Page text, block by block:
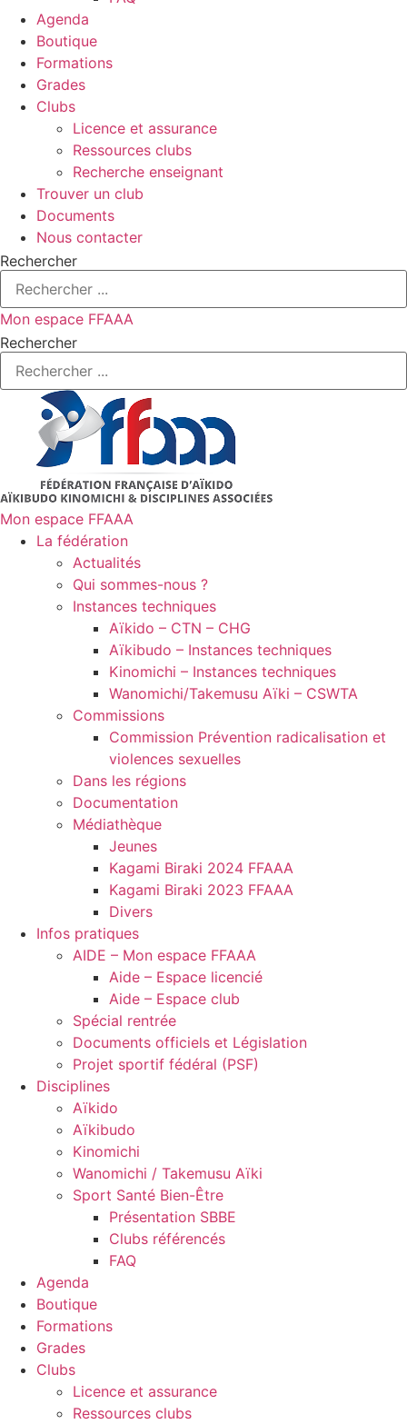
Agenda
Boutique
Formations
Grades
Clubs
Licence et assurance
Ressources clubs
Recherche enseignant
Trouver un club
Documents
Nous contacter
Rechercher
Mon espace FFAAA
Rechercher
Mon espace FFAAA
La fédération
Actualités
Qui sommes-nous ?
Instances techniques
Aïkido – CTN – CHG
Aïkibudo – Instances techniques
Kinomichi – Instances techniques
Wanomichi/Takemusu Aïki – CSWTA
Commissions
Commission Prévention radicalisation et
violences sexuelles
Dans les régions
Documentation
Médiathèque
Jeunes
Kagami Biraki 2024 FFAAA
Kagami Biraki 2023 FFAAA
Divers
Infos pratiques
AIDE – Mon espace FFAAA
Aide – Espace licencié
Aide – Espace club
Spécial rentrée
Documents officiels et Législation
Projet sportif fédéral (PSF)
Disciplines
Aïkido
Aïkibudo
Kinomichi
Wanomichi / Takemusu Aïki
Sport Santé Bien-Être
Présentation SBBE
Clubs référencés
FAQ
Agenda
Boutique
Formations
Grades
Clubs
Licence et assurance
Ressources clubs